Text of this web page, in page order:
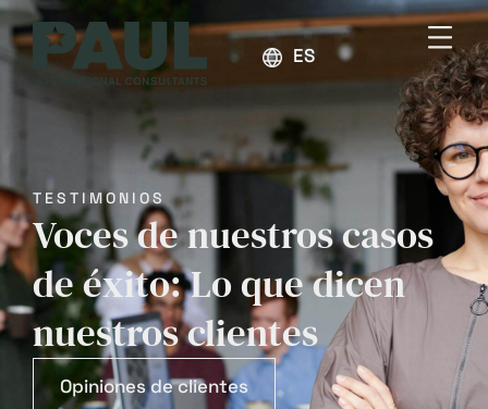
ESPAÑOL
TESTIMONIOS
Voces de nuestros casos
de éxito: Lo que dicen
nuestros clientes
Opiniones de clientes